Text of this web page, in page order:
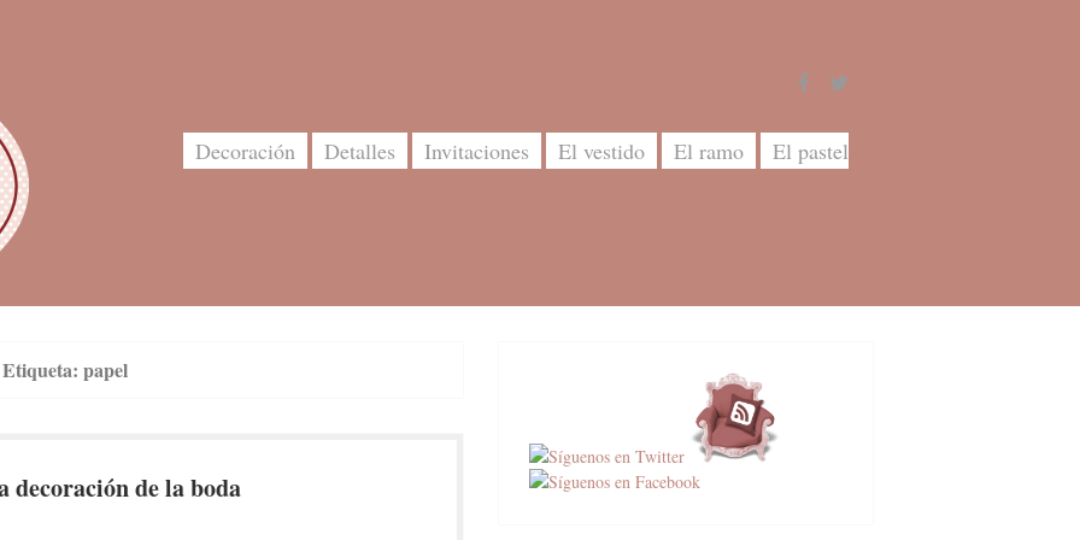
Decoración Detalles Invitaciones El vestido El ramo El pastel
Etiqueta: papel
decoración de la boda